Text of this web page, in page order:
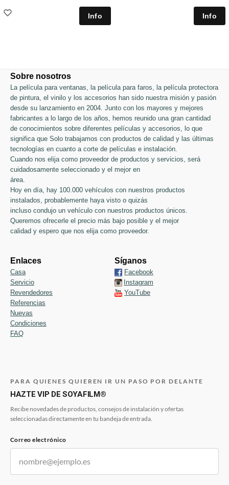
Sobre nosotros
La película para ventanas, la película para faros, la película protectora
de pintura, el vinilo y los accesorios han sido nuestra misión y pasión
desde su lanzamiento en 2004. Junto con los mayores y mejores
fabricantes a lo largo de los años, hemos reunido una gran cantidad
de conocimientos sobre diferentes películas y accesorios, lo que
significa que Solo trabajamos con productos de calidad y las últimas
tecnologías en cuanto a corte de películas e instalación.
Cuando nos elija como proveedor de productos y servicios, será
cuidadosamente seleccionado y el mejor en
área.
Hoy en día, hay 100.000 vehículos con nuestros productos
instalados, probablemente haya visto o quizás
incluso condujo un vehículo con nuestros productos únicos.
Queremos ofrecerle el precio más bajo posible y el mejor
calidad y espero que nos elija como proveedor.
Enlaces
Casa
Servicio
Revendedores
Referencias
Nuevas
Condiciones
FAQ
Síganos
Facebook
Instagram
YouTube
PARA QUIENES QUIEREN IR UN PASO POR DELANTE
HAZTE VIP DE SOYAFILM®
Recibe novedades de productos, consejos de instalación y ofertas
seleccionadas directamente en tu bandeja de entrada.
Correo electrónico